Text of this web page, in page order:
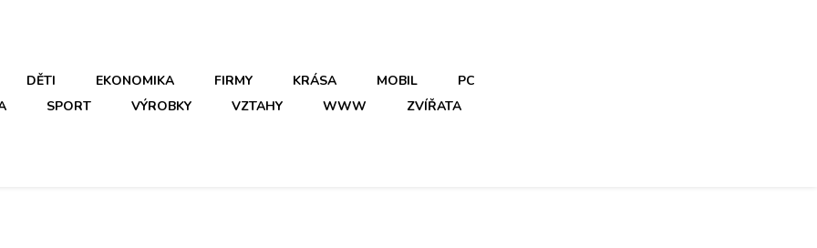
DĚTI EKONOMIKA FIRMY KRÁSA MOBIL
PC
SPORT VÝROBKY VZTAHY WWW ZVÍŘATA